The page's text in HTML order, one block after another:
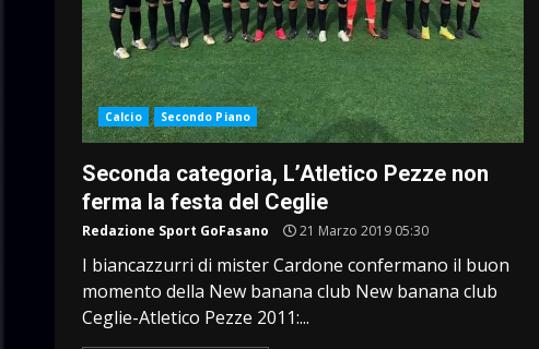
Calcio Secondo Piano
Seconda categoria, L’Atletico Pezze non
ferma la festa del Ceglie
Redazione Sport GoFasano 21 Marzo 2019 05:30
I biancazzurri di mister Cardone confermano il buon
momento della New banana club New banana club
Ceglie-Atletico Pezze 2011:...